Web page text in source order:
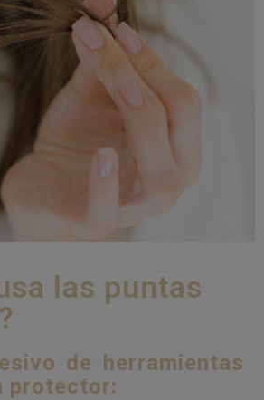
las puntas
de herramientas
protector: